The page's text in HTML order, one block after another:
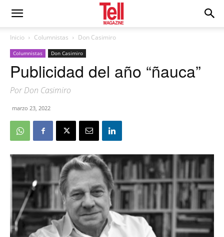
Inicio Columnistas Don Casimiro
Columnistas Don Casimiro
Publicidad del año “ñauca”
Por Don Casimiro
marzo 23, 2022